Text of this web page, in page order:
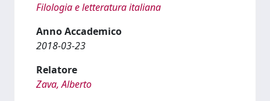
Filologia e letteratura italiana
Anno Accademico
2018-03-23
Relatore
Zava, Alberto